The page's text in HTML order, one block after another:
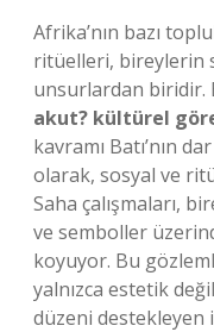
Afrika’nın bazı
ritüelleri, bireylerin
unsurlardan biridir.
akut? kültürel
kavramı Batı’nın
olarak, sosyal ve
Saha çalışmaları,
ve semboller
koyuyor. Bu
yalnızca estetik
düzeni